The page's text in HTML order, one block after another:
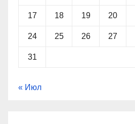
17 18 19 20
24 25 26 27
31
« Июл